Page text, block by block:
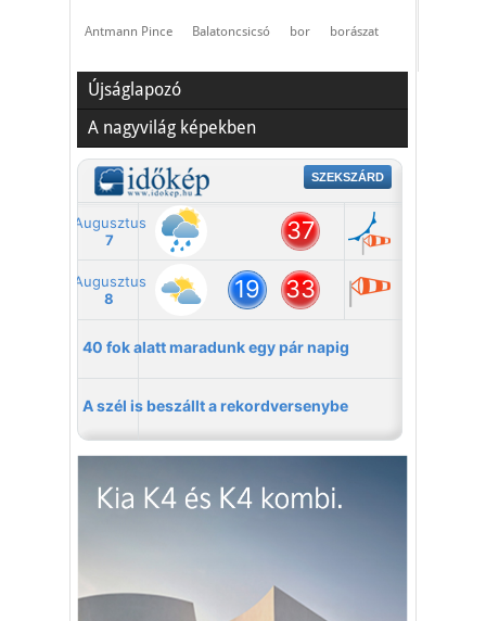
Antmann Pince Balatoncsicsó bor borászat
Újságlapozó
A nagyvilág képekben